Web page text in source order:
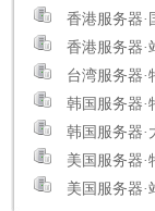
香港服务器·
香港服务器·
台湾服务器·
韩国服务器·
韩国服务器·
美国服务器·
美国服务器·